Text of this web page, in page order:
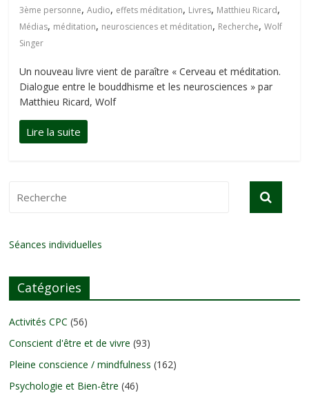
3ème personne,Audio, effets méditation, Livres, Matthieu Ricard,
Médias, méditation, neurosciences et méditation, Recherche,Wolf
Singer
Un nouveau livre vient de paraître « Cerveau et méditation.
Dialogue entre le bouddhisme et les neurosciences » par
Matthieu Ricard, Wolf
Séances individuelles
Catégories
Activités CPC (56)
Conscient d'être et de vivre (93)
Pleine conscience / mindfulness (162)
Psychologie et Bien-être (46)